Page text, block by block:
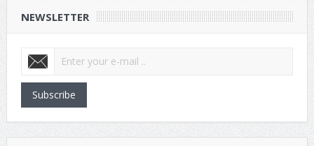
NEWSLETTER
Subscribe